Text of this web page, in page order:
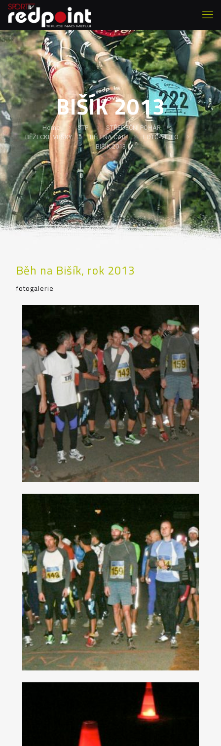
BIŠÍK 2013
Home STP
STŘEDEČNÍ POHÁR
BĚŽECKÉ VRŠKY
BĚH NA ČÁP
FOTO-VIDEO
BIŠÍK 2013
Běh na Bišík, rok 2013
fotogalerie